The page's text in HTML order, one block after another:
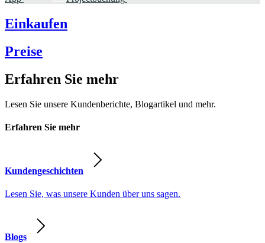
Einkaufen
Preise
Erfahren Sie mehr
Lesen Sie unsere Kundenberichte, Blogartikel und mehr.
Erfahren Sie mehr
Kundengeschichten
Lesen Sie, was unsere Kunden über uns sagen.
Blogs